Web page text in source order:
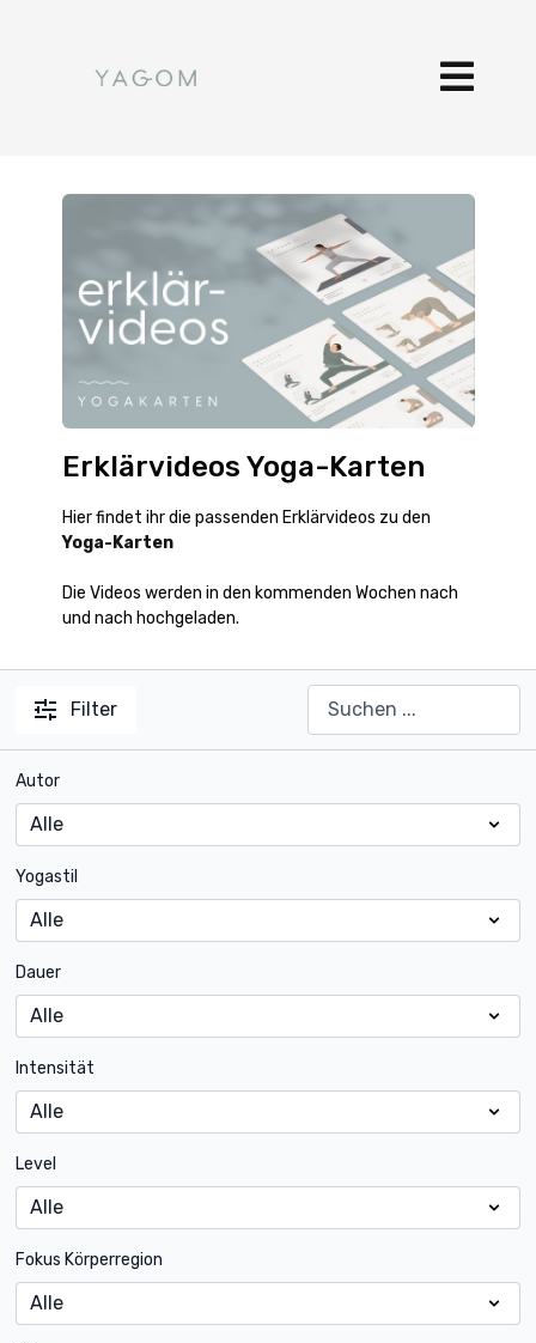
Erklärvideos Yoga-Karten
Hier findet ihr die passenden Erklärvideos zu den
Yoga-Karten
Die Videos werden in den kommenden Wochen nach
und nach hochgeladen.
Filter
Autor
Yogastil
Dauer
Intensität
Level
Fokus Körperregion